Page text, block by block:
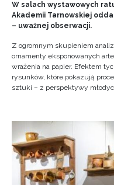
W salach wystawowych
Akademii Tarnowskiej
– uważnej obserwacji.
Z ogromnym skupieniem
ornamenty eksponowanych
wrażenia na papier. Efektem
rysunków, które pokazują
sztuki – z perspektywy